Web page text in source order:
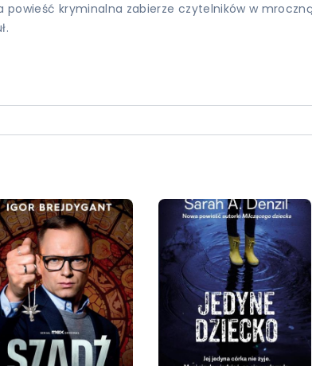
powieść kryminalna zabierze czytelników w